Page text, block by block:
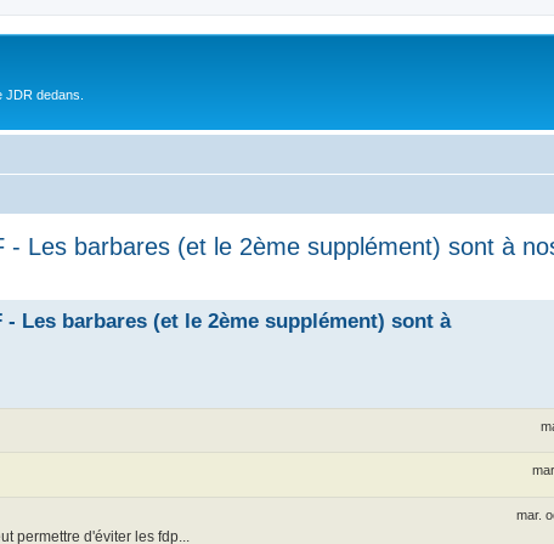
dedans.
- Les barbares (et le 2ème supplément) sont à
- Les barbares (et le 2ème supplément) sont à
mar.
permettre d'éviter les fdp...